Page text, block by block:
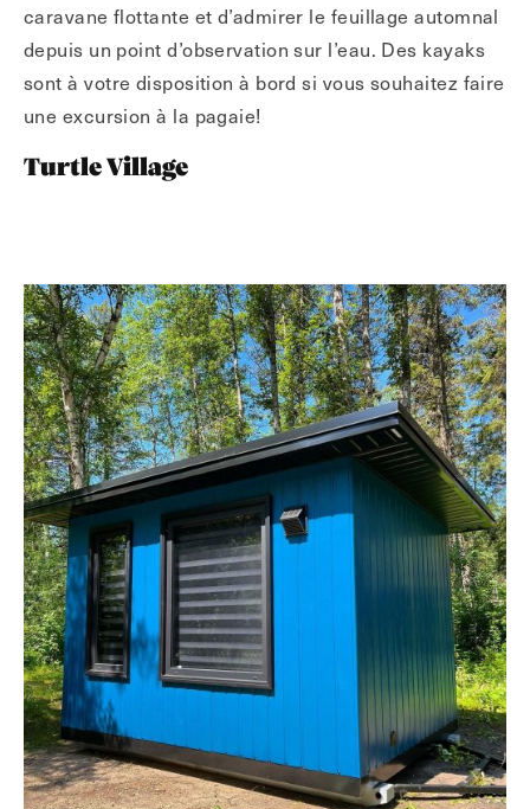
caravane flottante et d’admirer le feuillage automnal
depuis un point d’observation sur l’eau. Des kayaks
sont à votre disposition à bord si vous souhaitez faire
une excursion à la pagaie!
Turtle Village